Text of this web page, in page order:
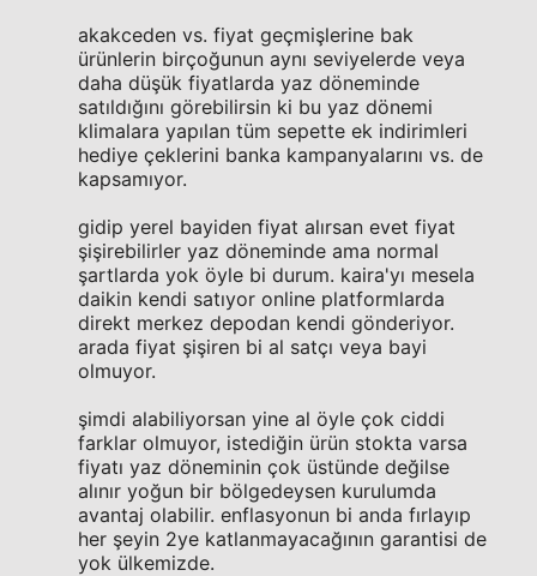
akakceden vs. fiyat geçmişlerine bak
ürünlerin birçoğunun aynı seviyelerde veya
daha düşük fiyatlarda yaz döneminde
satıldığını görebilirsin ki bu yaz dönemi
klimalara yapılan tüm sepette ek indirimleri
hediye çeklerini banka kampanyalarını vs. de
kapsamıyor.
gidip yerel bayiden fiyat alırsan evet fiyat
şişirebilirler yaz döneminde ama normal
şartlarda yok öyle bi durum. kaira'yı mesela
daikin kendi satıyor online platformlarda
direkt merkez depodan kendi gönderiyor.
arada fiyat şişiren bi al satçı veya bayi
olmuyor.
şimdi alabiliyorsan yine al öyle çok ciddi
farklar olmuyor, istediğin ürün stokta varsa
fiyatı yaz döneminin çok üstünde değilse
alınır yoğun bir bölgedeysen kurulumda
avantaj olabilir. enflasyonun bi anda fırlayıp
her şeyin 2ye katlanmayacağının garantisi de
yok ülkemizde.